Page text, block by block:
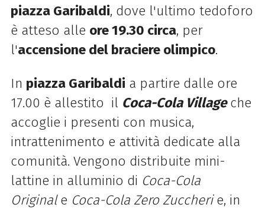
piazza Garibaldi, dove l'ultimo tedoforo
è atteso alle ore 19.30 circa, per
l'accensione del braciere olimpico.
In piazza Garibaldi a partire dalle ore
17.00 è allestito il Coca-Cola Villageche
accoglie i presenti con musica,
intrattenimento e attività dedicate alla
comunità. Vengono distribuite mini-
lattine in alluminio di Coca-Cola
Originale Coca-Cola Zero Zuccherie, in